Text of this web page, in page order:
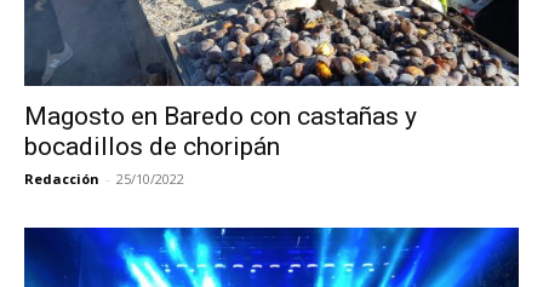
Magosto en Baredo con castañas y
bocadillos de choripán
Redacción - 25/10/2022